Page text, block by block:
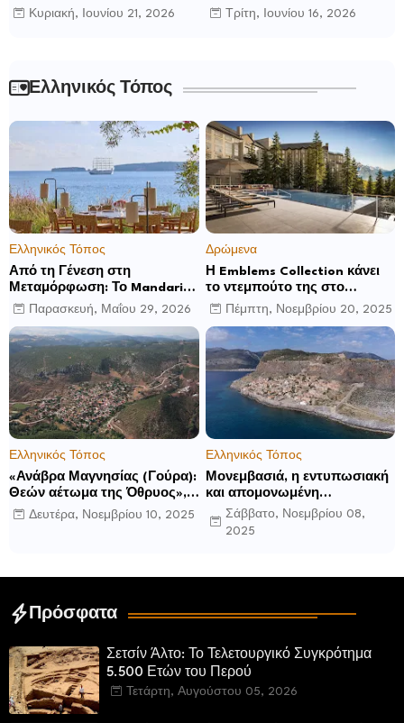
Ρούμελης
Κυριακή, Ιουνίου 21, 2026
παγκόσμιο γίγνεσθαι.
Τρίτη, Ιουνίου 16, 2026
Ελληνικός Τόπος
Ελληνικός Τόπος
Από τη Γένεση στη
Μεταμόρφωση: Το Mandarin
Oriental, Costa Navarino
αποκαλύπτει μια νέα σεζόν
βιωματικών εμπειριών
Παρασκευή, Μαΐου 29, 2026
Δρώμενα
Η Emblems Collection κάνει
το ντεμπούτο της στο
Ηνωμένο Βασίλειο με το
Luckham Park Hotel & Spa
και ανακοινώνει άλλα έξι
ανοίγματα για το 2026 και
μετά
Πέμπτη, Νοεμβρίου 20, 2025
Ελληνικός Τόπος
«Ανάβρα Μαγνησίας (Γούρα):
Θεών αέτωμα της Όθρυος»,
γράφει ο Δημήτρης Β.
Καρέλης
Δευτέρα, Νοεμβρίου 10, 2025
Ελληνικός Τόπος
Μονεμβασιά, η εντυπωσιακή
και απομονωμένη
οχυρωμένη πόλη που
ιδρύθηκε από τους
Σάββατο, Νοεμβρίου 08,
2025
Πρόσφατα
Σετσίν Άλτο: Το Τελετουργικό Συγκρότημα
5.500 Ετών του Περού
Τετάρτη, Αυγούστου 05, 2026